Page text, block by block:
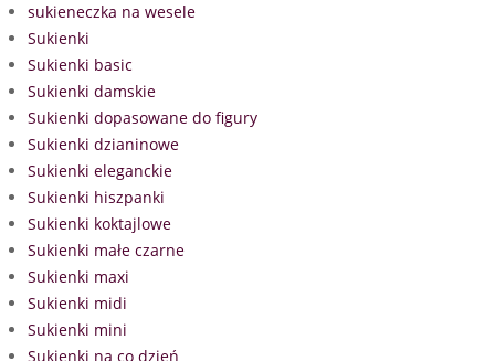
sukieneczka na wesele
Sukienki
Sukienki basic
Sukienki damskie
Sukienki dopasowane do figury
Sukienki dzianinowe
Sukienki eleganckie
Sukienki hiszpanki
Sukienki koktajlowe
Sukienki małe czarne
Sukienki maxi
Sukienki midi
Sukienki mini
Sukienki na co dzień